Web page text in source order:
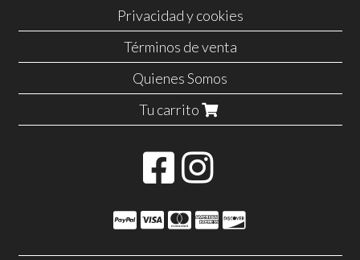
Privacidad y cookies
Términos de venta
Quienes Somos
Tu carrito